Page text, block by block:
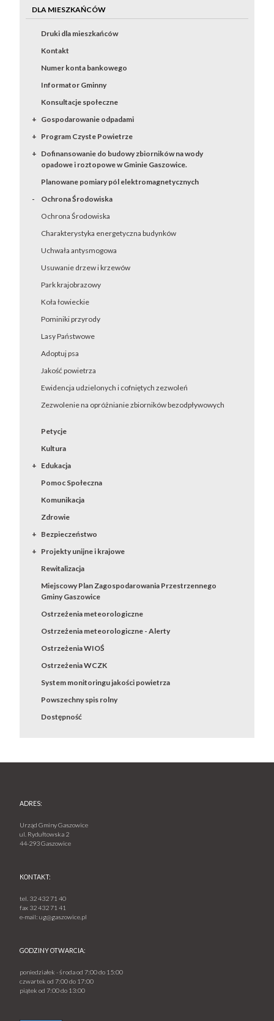
DLA MIESZKAŃCÓW
Druki dla mieszkańców
Kontakt
Numer konta bankowego
Informator Gminny
Konsultacje społeczne
Gospodarowanie odpadami
Program Czyste Powietrze
Dofinansowanie do budowy zbiorników na wody
opadowe i roztopowe w Gminie Gaszowice.
Planowane pomiary pól elektromagnetycznych
Ochrona Środowiska
Ochrona Środowiska
Charakterystyka energetyczna budynków
Uchwała antysmogowa
Usuwanie drzew i krzewów
Park krajobrazowy
Koła łowieckie
Pominiki przyrody
Lasy Państwowe
Adoptuj psa
Jakość powietrza
Ewidencja udzielonych i cofniętych zezwoleń
Zezwolenie na opróżnianie zbiorników bezodpływowych
Petycje
Kultura
Edukacja
Pomoc Społeczna
Komunikacja
Zdrowie
Bezpieczeństwo
Projekty unijne i krajowe
Rewitalizacja
Miejscowy Plan Zagospodarowania Przestrzennego
Gminy Gaszowice
Ostrzeżenia meteorologiczne
Ostrzeżenia meteorologiczne - Alerty
Ostrzeżenia WIOŚ
Ostrzeżenia WCZK
System monitoringu jakości powietrza
Powszechny spis rolny
Dostępność
ADRES:
Urząd Gminy Gaszowice
ul. Rydułtowska 2
44-293 Gaszowice
KONTAKT:
tel. 32 432 71 40
fax 32 432 71 41
e-mail:ug@gaszowice.pl
GODZINY OTWARCIA:
poniedziałek - środa od 7:00 do 15:00
czwartek od 7:00 do 17:00
piątek od 7:00 do 13:00